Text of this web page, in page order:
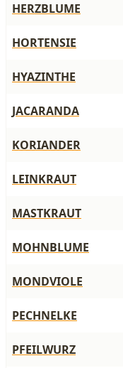
HERZBLUME
HORTENSIE
HYAZINTHE
JACARANDA
KORIANDER
LEINKRAUT
MASTKRAUT
MOHNBLUME
MONDVIOLE
PECHNELKE
PFEILWURZ